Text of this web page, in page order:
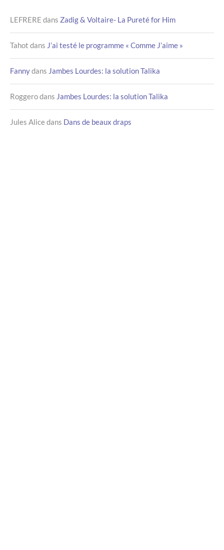
LEFRERE dans Zadig & Voltaire- La Pureté for Him
Tahot dans J’ai testé le programme « Comme J’aime »
Fannydans Jambes Lourdes: la solution Talika
Roggerodans Jambes Lourdes: la solution Talika
Jules Alicedans Dans de beaux draps